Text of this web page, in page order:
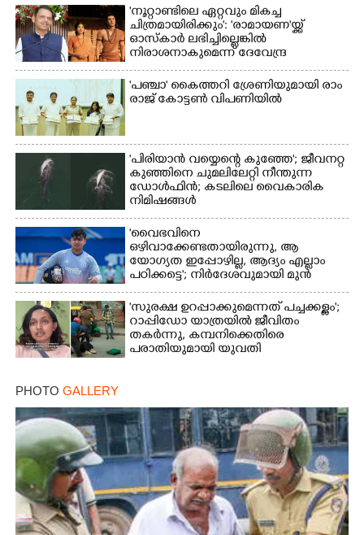
'നൂറ്റാണ്ടിലെ ഏറ്റവും മികച്ച
ചിത്രമായിരിക്കും': 'രാമായണ'യ്ക്ക്
ഓസ്കാ‌ർ ലഭിച്ചില്ലെങ്കിൽ
നിരാശനാകുമെന്ന് ദേവേന്ദ്ര
ഫഡ്നാവിസ്
'​പ​ഞ്ചാ​'​ ​കൈ​ത്ത​റി​ ​ശ്രേ​ണി​യു​മാ​യി​ ​രാം​
രാ​ജ് ​കോ​ട്ടൺ വിപണിയിൽ
'പിരിയാൻ വയ്യെന്റെ കുഞ്ഞേ'; ജീവനറ്റ
കുഞ്ഞിനെ ചുമലിലേറ്റി നീന്തുന്ന
ഡോൾഫിൻ; കടലിലെ വൈകാരിക
നിമിഷങ്ങൾ
'വൈഭവിനെ
ഒഴിവാക്കേണ്ടതായിരുന്നു,​ ആ
യോഗ്യത ഇപ്പോഴില്ല, ആദ്യം എല്ലാം
പഠിക്കട്ടെ'; നിർദേശവുമായി മുൻ
ക്രിക്കറ്റ് താരം
'സുരക്ഷ ഉറപ്പാക്കുമെന്നത് പച്ചക്കള്ളം';
റാപ്പിഡോ യാത്രയിൽ ജീവിതം
തകർന്നു, കമ്പനിക്കെതിരെ
പരാതിയുമായി യുവതി
PHOTO GALLERY